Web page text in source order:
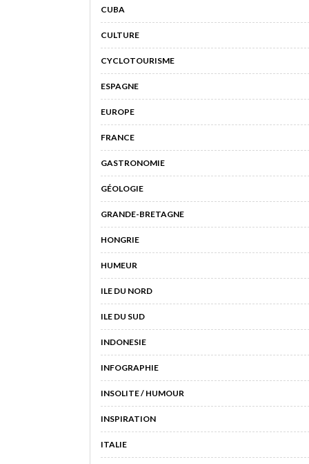
CUBA
CULTURE
CYCLOTOURISME
ESPAGNE
EUROPE
FRANCE
GASTRONOMIE
GÉOLOGIE
GRANDE-BRETAGNE
HONGRIE
HUMEUR
ILE DU NORD
ILE DU SUD
INDONESIE
INFOGRAPHIE
INSOLITE / HUMOUR
INSPIRATION
ITALIE